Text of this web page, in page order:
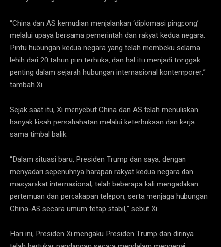
“China dan AS kemudian menjalankan ‘diplomasi pingpong’
melalui upaya bersama pemerintah dan rakyat kedua negara.
Pintu hubungan kedua negara yang telah membeku selama
lebih dari 20 tahun pun terbuka, dan hal itu menjadi tonggak
penting dalam sejarah hubungan internasional kontemporer,”
tambah Xi.
Sejak saat itu, Xi menyebut China dan AS telah menuliskan
banyak kisah persahabatan melalui keterbukaan dan kerja
sama timbal balik.
“Dalam situasi baru, Presiden Trump dan saya, dengan
menyadari sepenuhnya harapan rakyat kedua negara dan
masyarakat internasional, telah beberapa kali mengadakan
pertemuan dan percakapan telepon, serta menjaga hubungan
China-AS secara umum tetap stabil,” sebut Xi.
Hari ini, Presiden Xi mengaku Presiden Trump dan dirinya